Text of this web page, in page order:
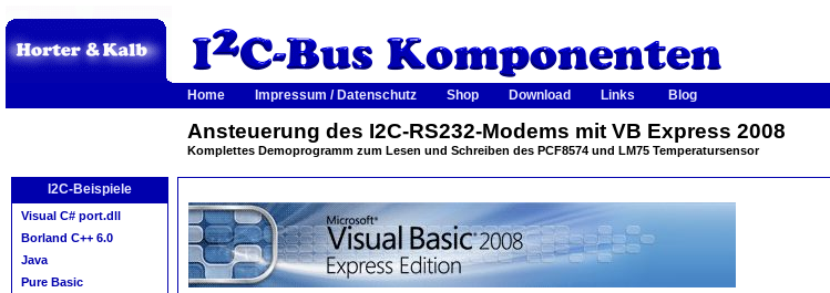
Home Impressum / Datenschutz Shop Download Links Blog
Ansteuerung des I2C-RS232-Modems mit VB Express 2008
Komplettes Demoprogramm zum Lesen und Schreiben des PCF8574 und LM75 Temperatursensor
I2C-Beispiele
Visual C# port.dll
Borland C++ 6.0
Java
Pure Basic